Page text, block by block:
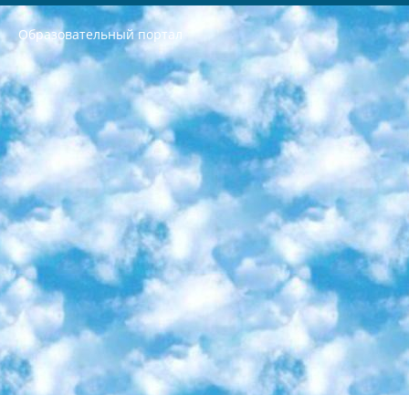
Образовательный портал
РЕСПУБЛИКА УЗБЕКИСТАН МИНИСТРЕРСТВО ДОШКОЛЬНОГО И ШКОЛЬНОГО ОБРАЗОВАНИЯ КОМАНДА в общеобразовательных учреждениях в 2023-2024 учебном году организация и проведение итоговой государственной аттестации обучающихся о Министра дошкольного и школьного образования Республики Узбекистан от 4 марта 2008 года (постановлением Минюста от 20 марта 2008 года № 1778 государственной регистрации) «Итоговое состояние учащихся общего среднего образования на основании положения об утверждении положения об аттестации общего среднего образования выпускной экзамен студентов в образовательных учреждениях в 2023-2024 учебном году В целях организации и прохождения аттестации приказываю: 1. Следующее: перечень предметов, по которым будет проводиться итоговая государственная аттестация и экзамен формы перевода согласно приложению 1; сертификаты международного образца, оценивающие уровень владения иностранными языками перечень согласно приложению 2; 2. Педагогический при специализированных образовательных учреждениях. научно-практический центр квалификации и международной оценки (Д.Давидова) 2024 г. До 25 марта: задания по предметам, по которым будет проводиться итоговая аттестация разработка и утверждение технических условий; итоговая аттестация на основании разработанного предметного задания разработка вопросов по предметам (устно и письменно), экзамен передача; общеобразовательные средние школы и специальные учебные заведения учащиеся выпускных классов школ и интернатов в агентской системе подготовка базы данных экзаменационных материалов и критериев оценки; перевод базы экзаменационных материалов на все языки обучения подать в Республиканский образовательный центр для изготовления; варианты экзаменов на основе разработанных контрольных материалов пусть будут поставлены задачи формирования. 3. Республиканский образовательный центр (Ш.Худайкулов) до 5 апреля 2024 года. до: база данных предоставленных экзаменационных материалов на все языки обучения перевод и экспертиза; для слепых, слабовидящих, глухих, слабослышащих и умственно отсталых детей учащиеся выпускных классов специализированных школ и школ-интернатов база данных экзаменационных материалов на всех преподаваемых языках подготовка критериев оценки; специализированные школы для умственно отсталых детей и технологии для учащихся выпускных классов школ-интернатов разработка соответствующих рекомендаций и критериев проведения ЕГЭ по естествознанию давать задания. 4. Педагогический при специализированных образовательных учреждениях. Научно-практический центр навыков и международной оценки (Д.Давидова), Республика образовательный центр (Худайкулов Ш.) итоговый государственный аттестационный экзамен ориентирован на творческое и логическое мышление при подготовке базы материалов учитывать введение заданий. 5. Следует отметить, что: сертификат государственного образца о знании общеобразовательного предмета и как минимум национальный уровень B1 по предметам на иностранных языках, указанным в Приложении 2. или международно признанный сертификат эквивалентного уровня студенты, изучающие определенный предмет, освобождаются от экзамена; по соответствующим предметам запланирована итоговая государственная аттестация за день до дня, путем жеребьевки Рабочей группой (в письменной форме по предметам, проводимым в форме) из числа сформированных вариантов выбрано 2 варианта; 2 выбранных варианта экзамена анонсированы на официальном сайте министерства и все выпускники по всей стране на основе этих вариантов проводит итоговую государственную аттестацию. 6. Государственное образование учащихся средних общеобразовательных учреждений. знания в соответствии с квалификационными требованиями, которые необходимо приобрести на основании стандартов итоговый (выпускной) контроль для 9 и 11 классов в целях тестирования Экзамены (далее – экзамены) состоят из предметов, перечисленных в приложении 1. будет сделано. 7. Экзамены пройдут с 26 мая по 15 июня 2024 г. (кроме науки физического воспитания). 8. Физическая для учащихся 9 классов общесредних образовательных учреждений. Экзамены по предмету «Образование, квалификация медицина» 1-6 мая 2024 года. сотрудники перевести под присмотр (с отклонениями в физическом или умственном развитии) специализированная школа для детей, школы-интернаты и со сколиозом школы-интернаты санаторного типа для больных детей исключены). 9. Он был слепым, слабовидящим и имел нарушения опорно-двигательного аппарата. экзамены в специализированных школах и интернатах для детей должны проводиться исходя из требований, предъявляемых к общеобразовательным учреждениям (физкультура кроме науки). 10. Специализированная школа для глухих и слабослышащих детей. и экзамены в интернатах и быть реализован в виде письменного теста по математике. 11. Специальность для умственно отсталых детей. Для 9 класса Родной язык и литературное письмо Государственный язык (язык обучения – узбекский). для неклассов) написано Математическое письмо Письменная/устная история Узбекистана Физическое воспитание практично Итоговый контроль Для 11 класса Написание родного языка и литературы (эссе) Математическое письмо Узбекский язык (обучение на узбекском языке) не посещающее общее среднее образование для учреждений)/Образовательное учреждение выбор письменный и устный Иностранный язык письменный/устный Письменная/устная история Узбекистана *По выбору студента:  Химия  Физика  Основы государственного права  География 10 бесплатных образовательных ресурсов - Мы составили подборку онлайн-проектов с интерактивными упражнениями, видеолекциями и статьями. Они помогут вам обрести новые и освежить старые знания бесплатно. 1. «ИНТУИТ» Старейшая образовательная площадка Рунета. Здесь вы найдёте сотни текстовых и видеокурсов на десятки различных тем — от программирования до психологии. Многие курсы подготовлены российскими университетами и крупными международными компаниями вроде Intel и Microsoft. Самостоятельное обучение бесплатное, но желающие могут оплатить услуги персональных наставников. 2. «Смартия» знакомит с актуальными профессиями и подсказывает, как им обучаться. Выбрав заинтересовавшую вас специальность — SMM-специалист, фотограф, веб-дизайнер или другую, — увидите список необходимых для неё умений. Чтобы вы могли освоить их самостоятельно, для каждого умения площадка отображает подборку ссылок на учебные материалы. Хотя «Смартия» ориентируется на русскоязычную аудиторию, часть контента всё же доступна только на английском. 3. «Лекторий Физтеха» Проект Московского физико-технического института (Физтеха). С его помощью вы можете смотреть онлайн серии лекций, записанные на видео в этом вузе. В числе доступных предметов — физика, биология, химия, информационные технологии и другие. К некоторым лекциям администрация ресурса прилагает готовые конспекты, которые можно скачивать в PDF-формате. 4. ITMOcourses Онлайн-площадка Санкт-Петербургского национального исследовательского университета информационных технологий, механики и оптики (ИТМО). Ресурс предоставляет свободный доступ к курсам, разработанным в этом вузе. Каталог материалов разбит на четыре категории: «Оптические системы и технологии», «Приборостроение и робототехника», «Информационные технологии» и «Биотехнологии». Курсы состоят из видеолекций, интерактивных демонстраций и заданий. 5. «КиберЛенинка» Электронная научная библиотека открытого доступа. Каталог площадки регулярно обрастает текстами статей из различных научных изданий. Сгруппированные по журналам и рубрикам публикации можно читать онлайн или скачивать целиком в PDF-формате. Проект нацелен на популяризацию науки за счёт открытого доступа к качественной информации. 6. «ПостНаука» На этом ресурсе публикуют подборки видеолекций, составленные экспертами из разных отраслей и объединённые общими темами. Среди них, к примеру, есть серии «Биоинформатика и геномика», «Культура средневековой Скандинавии» и Cinema Studies о теории кино. Каждая подборка лекций — логически связанная история, рассказанная экспертом от первого лица. Кроме того, на сайте появляются научно-образовательные статьи и тесты на разные темы. 7. «Newочём» Команда проекта «Newочём» отбирает самые интересные тексты из англоязычных СМИ и переводит те из них, за которые голосуют участники сообщества «ВКонтакте». По большей части это научно-популярные статьи. Редакторы придумывают лишь заголовки, в остальном содержание переводов соответствует оригиналам. Полные тексты можно читать прямо в социальной сети. 8. InternetUrok Онлайн-база материалов по основным дисциплинам школьной программы. Информация на сайте структурирована по классам, предметам и темам (урокам). Каждый урок состоит из видеолекций и конспектов. Есть также интерактивные тренажёры и тесты для закрепления пройденного материала. Даже если вы давно окончили школу, возможность повторить программу старших классов всегда может пригодиться. 9. Edutainme Ещё один ресурс об образовании. В отличие от Newtonew, как мне кажется, Edutainme больше ориентируется на представителей индустрии: педагогов, предпринимателей, разработчиков образовательных проектов. Но и любой, кто просто стремится к саморазвитию, найдёт на сайте много полезного и интересного для себя. Например, информацию о новых курсах и образовательных сервисах. 10. Newtonew Онлайн-медиа об образовании и обучении в широком смысле. Авторы Newtonew пишут об инструментах, заведениях, тактиках и стратегиях, которые помогают учить других и получать новые знания самостоятельно. На этой площадке вы найдёте новости, обзоры, аналитические мат